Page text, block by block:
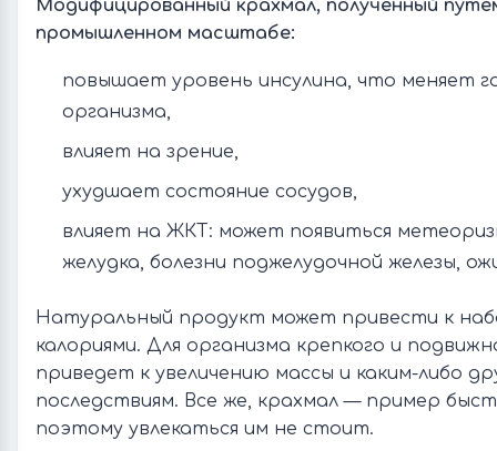
Модифицированный крахмал, полученный
промышленном масштабе:
повышает уровень инсулина, что меняет
организма,
влияет на зрение,
ухудшает состояние сосудов,
влияет на ЖКТ: может появиться
желудка, болезни поджелудочной железы,
Натуральный продукт может привести к
калориями. Для организма крепкого и
приведет к увеличению массы и каким-либо
последствиям. Все же, крахмал — пример
поэтому увлекаться им не стоит.